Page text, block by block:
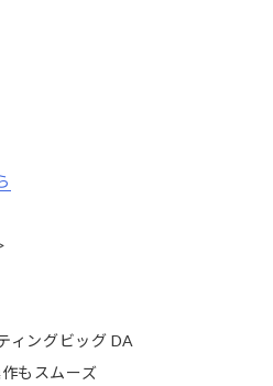
ィングビッグ DA
もスムーズ